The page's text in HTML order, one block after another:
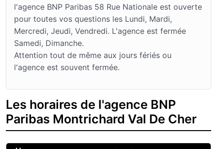
l'agence BNP Paribas 58 Rue Nationale est ouverte
pour toutes vos questions les Lundi, Mardi,
Mercredi, Jeudi, Vendredi. L'agence est fermée
Samedi, Dimanche.
Attention tout de même aux jours fériés ou
l'agence est souvent fermée.
Les horaires de l'agence BNP
Paribas Montrichard Val De Cher